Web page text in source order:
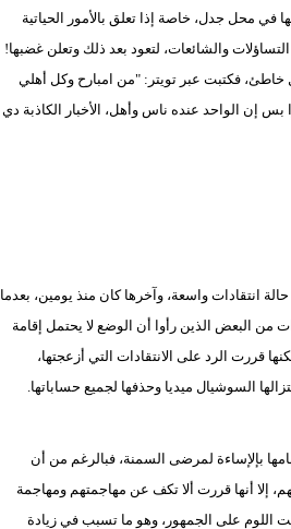
في محل جدل، خاصة إذا تعلق بالأمور الحياتية
والشائعات، لتعود بعد ذلك وتعلن غضبها!
خاطئ، فكتبت عبر تويتر: "من امبارح وكل أهلي
إن الواحد عنده ناس وأهل، الأخبار الكاذبة دي
انتقادات واسعة، وآخرها كان منذ يومين، بعدما
من البعض الذين رأوا أن الوضع لا يحتمل إقامة
قررت الرد على الانتقادات التي أزعجتها،
السوشيال ميديا وحذفها لجميع حساباتها.
بإلإساءة لمرضى السمنة، فبالرغم من أن
إلا أنها قررت ألا تكف عن مهاجمتهم ومهاجمة
اللوم على الجمهور، وهو ما تسبب في زيادة